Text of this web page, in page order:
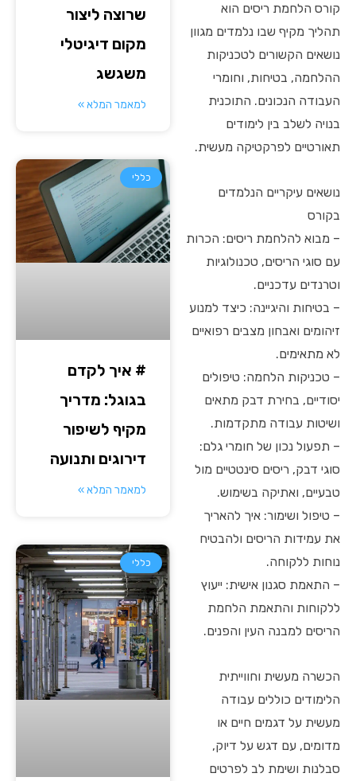
קורס הלחמת ריסים הוא
תהליך מקיף שבו נלמדים מגוון
נושאים הקשורים לטכניקות
ההלחמה, בטיחות, וחומרי
העבודה הנכונים. התוכנית
בנויה לשלב בין לימודים
תאורטיים לפרקטיקה מעשית.
נושאים עיקריים הנלמדים
בקורס
– מבוא להלחמת ריסים: הכרות
עם סוגי הריסים, טכנולוגיות
וטרנדים עדכניים.
– בטיחות והיגיינה: כיצד למנוע
זיהומים ואבחון מצבים רפואיים
לא מתאימים.
– טכניקות הלחמה: טיפולים
יסודיים, בחירת דבק מתאים
ושיטות עבודה מתקדמות.
– תפעול נכון של חומרי גלם:
סוגי דבק, ריסים סינטטיים מול
טבעיים, ואתיקה בשימוש.
– טיפול ושימור: איך להאריך
את עמידות הריסים ולהבטיח
נוחות ללקוחה.
– התאמת סגנון אישית: ייעוץ
ללקוחות והתאמת הלחמת
הריסים למבנה העין והפנים.
הכשרה מעשית וחווייתית
הלימודים כוללים עבודה
מעשית על דגמים חיים או
מדומים, עם דגש על דיוק,
סבלנות ושימת לב לפרטים
שרוצה ליצור
מקום דיגיטלי
משגשג
למאמר המלא »
כללי
# איך לקדם
בגוגל: מדריך
מקיף לשיפור
דירוגים ותנועה
למאמר המלא »
כללי